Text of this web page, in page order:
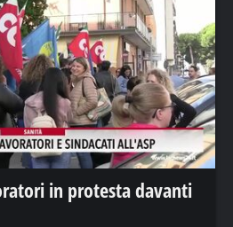
in protesta davanti